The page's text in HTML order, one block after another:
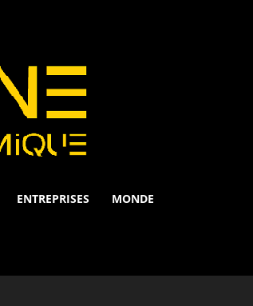
ENTREPRISES MONDE